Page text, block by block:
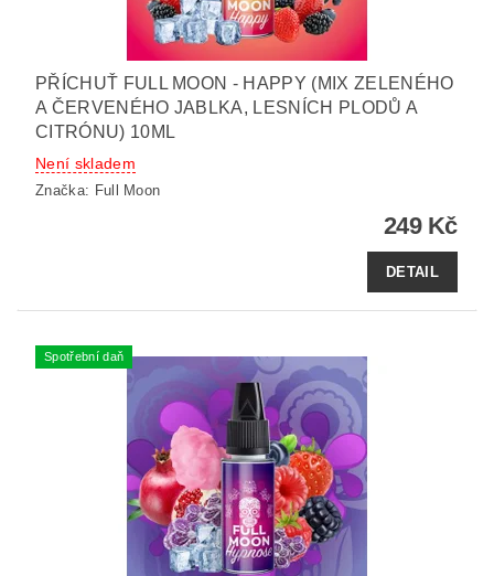
PŘÍCHUŤ FULL MOON - HAPPY (MIX ZELENÉHO
A ČERVENÉHO JABLKA, LESNÍCH PLODŮ A
CITRÓNU) 10ML
Není skladem
Značka: Full Moon
249 Kč
DETAIL
Spotřební daň